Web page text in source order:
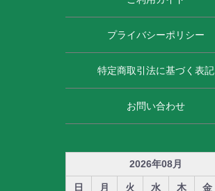
プライバシーポリシー
特定商取引法に基づく表記
お問い合わせ
2026年08月
日 月 火 水 木 金